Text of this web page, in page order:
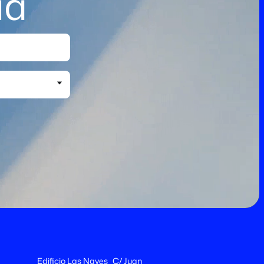
Edificio Las Naves C/ Juan